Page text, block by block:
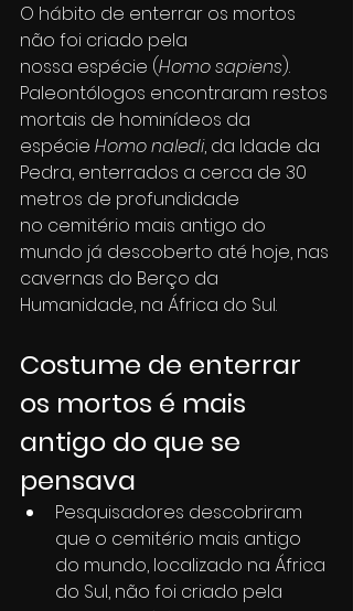
O hábito de enterrar os mortos
não foi criado pela
nossa espécie (Homo sapiens).
Paleontólogos encontraram restos
mortais de hominídeos da
espécie Homo naledi, da Idade da
Pedra, enterrados a cerca de 30
metros de profundidade
no cemitério mais antigo do
mundo já descoberto até hoje, nas
cavernas do Berço da
Humanidade, na África do Sul.​
Costume de enterrar
os mortos é mais
antigo do que se
pensava
Pesquisadores descobriram
que o cemitério mais antigo
do mundo, localizado na África
do Sul, não foi criado pela